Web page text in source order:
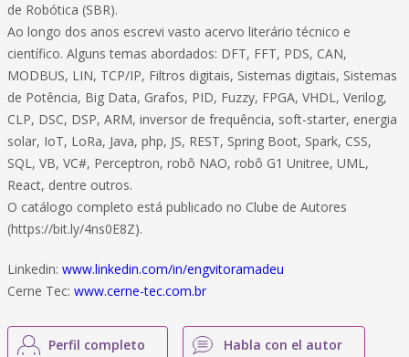
de Robótica (SBR).
Ao longo dos anos escrevi vasto acervo literário técnico e
científico. Alguns temas abordados: DFT, FFT, PDS, CAN,
MODBUS, LIN, TCP/IP, Filtros digitais, Sistemas digitais, Sistemas
de Potência, Big Data, Grafos, PID, Fuzzy, FPGA, VHDL, Verilog,
CLP, DSC, DSP, ARM, inversor de frequência, soft-starter, energia
solar, IoT, LoRa, Java, php, JS, REST, Spring Boot, Spark, CSS,
SQL, VB, VC#, Perceptron, robô NAO, robô G1 Unitree, UML,
React, dentre outros.
O catálogo completo está publicado no Clube de Autores
(https://bit.ly/4ns0E8Z).
Linkedin: www.linkedin.com/in/engvitoramadeu
Cerne Tec: www.cerne-tec.com.br
Perfil completo Habla con el autor